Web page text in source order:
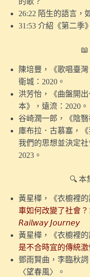
10.【探索味覺】工業的
性專屬的勞動？
8.【探索視覺】為何有
〖番外〗如果以「新生
展⋯⋯
〖這集來聊天〗當爸三
〖番外〗如何回答「我
7.【探索視覺】228事件
聽版）
6.【探索視覺】「藝術
5.【探索痛覺】疼痛如
（試聽版）
26:22 陌生的語言，
31:53 介紹《第二季
陳培豐，《歌唱臺
衛城：2020。
洪芳怡，《曲盤開
本》，遠流：2020。
谷崎潤一郎，《陰翳
庫布拉．古慕塞，
我們的思想並決定
2023。
🔍 本
黃星樺，《衣櫥裡的
車如何改變了社會
𝘙𝘢𝘪𝘭𝘸𝘢𝘺 𝘑𝘰𝘶𝘳𝘯𝘦𝘺
黃星樺，《衣櫥裡的
是不合時宜的傳統
鄧雨賢曲，李臨秋
〈望春風〉。